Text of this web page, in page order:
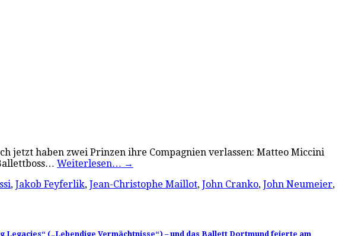
jetzt haben zwei Prinzen ihre Compagnien verlassen: Matteo Miccini
Weiterlesen… →
, Jakob Feyferlik, Jean-Christophe Maillot, John Cranko, John Neumeier,
(„Lebendige Vermächtnisse“) – und das Ballett Dortmund feierte am